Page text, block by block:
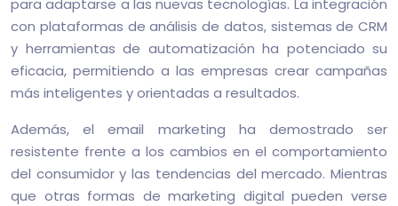
para adaptarse a las nuevas tecnologías. La integración
con plataformas de análisis de datos, sistemas de CRM
y herramientas de automatización ha potenciado su
eficacia, permitiendo a las empresas crear campañas
más inteligentes y orientadas a resultados.
Además, el email marketing ha demostrado ser
resistente frente a los cambios en el comportamiento
del consumidor y las tendencias del mercado. Mientras
que otras formas de marketing digital pueden verse